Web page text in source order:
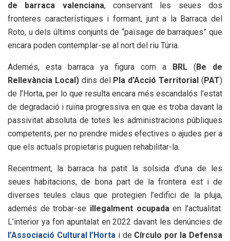
de barraca valenciana, conservant les seues dos
fronteres característiques i formant, junt a la Barraca del
Roto, u dels últims conjunts de “païsage de barraques” que
encara poden contemplar-se al nort del riu Túria.
Ademés, esta barraca ya figura com a BRL (Be de
Rellevància Local) dins del Pla d’Acció Territorial (PAT)
de l’Horta, per lo que resulta encara més escandalós l’estat
de degradació i ruïna progressiva en que es troba davant la
passivitat absoluta de totes les administracions públiques
competents, per no prendre mides efectives o ajudes per a
que els actuals propietaris puguen rehabilitar-la.
Recentment, la barraca ha patit la solsida d’una de les
seues habitacions, de bona part de la frontera est i de
diverses teules claus que protegien l’edifici de la pluja,
ademés de trobar-se illegalment ocupadaen l’actualitat.
L’interior ya fon apuntalat en 2022 davant les denúncies de
l’Associació Cultural l’Horta i de Círculo por la Defensa